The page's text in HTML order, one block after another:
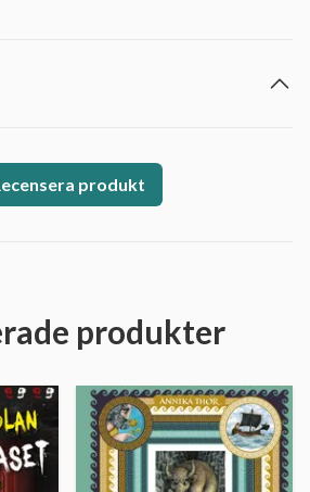
produkt
produkter